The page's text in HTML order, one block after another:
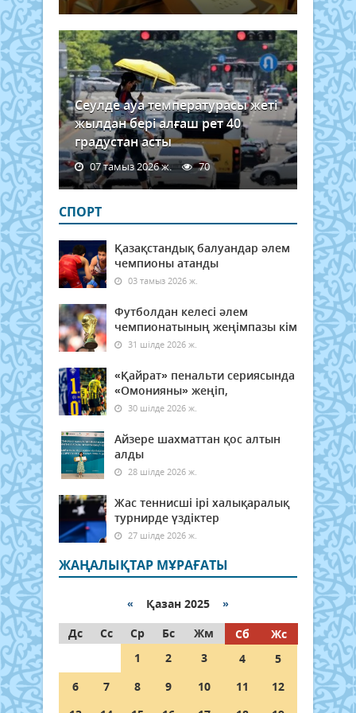
Сеулде ауа температурасы жеті
жылдан бері алғаш рет 40
градустан асты
07 тамыз 2026 ж. 70
СПОРТ
Қазақстандық балуандар әлем
чемпионы атанды
03 тамыз 2026 ж.
Футболдан келесі әлем
чемпионатының жеңімпазы кім
31 шілде 2026 ж.
«Қайрат» пенальти сериясында
«Омонияны» жеңіп,
30 шілде 2026 ж.
Айзере шахматтан қос алтын
алды
28 шілде 2026 ж.
Жас теннисші ірі халықаралық
турнирде үздіктер
27 шілде 2026 ж.
ЖАҢАЛЫҚТАР МҰРАҒАТЫ
« Қазан 2025 »
Дс
Сс Ср Бс Жм Сб
Жс
1
2 3 4
5
6
7 8 9 10 11
12